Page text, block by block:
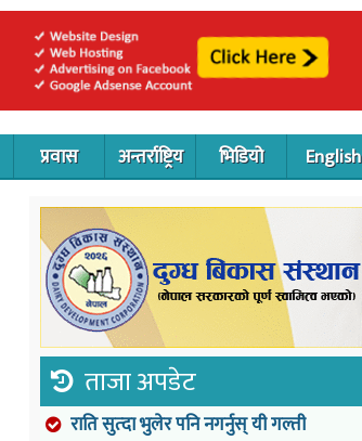
प्रवास अन्तर्राष्ट्रिय भिडियो English
ताजा अपडेट
राति सुत्दा भुलेर पनि नगर्नुस् यी गल्ती